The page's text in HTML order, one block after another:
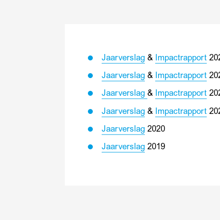
Jaarverslag & Impactrapport
Jaarverslag & Impactrapport
Jaarverslag& Impactrapport
Jaarverslag & Impactrapport
Jaarverslag 2020
Jaarverslag 2019